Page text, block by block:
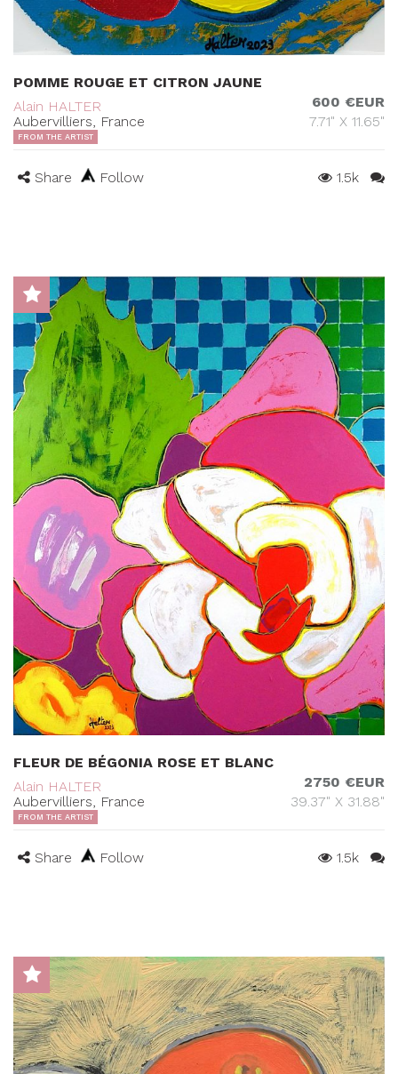
POMME ROUGE ET CITRON JAUNE
Alain HALTER
Aubervilliers, France
600 €EUR
7.71" X 11.65"
FROM THE ARTIST
Share Follow 1.5k
FLEUR DE BÉGONIA ROSE ET BLANC
Alain HALTER
Aubervilliers, France
2750 €EUR
39.37" X 31.88"
FROM THE ARTIST
Share Follow 1.5k